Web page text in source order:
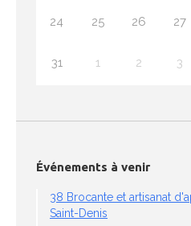
24 25 26 27
31 1 2 3
Événements à venir
38 Brocante et artisanat
Saint-Denis